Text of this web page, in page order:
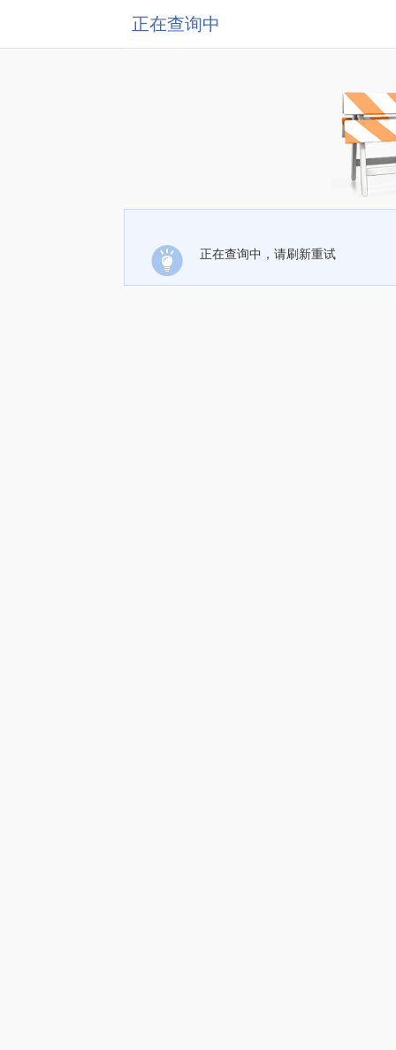
正在查询中
正在查询中，请刷新重试